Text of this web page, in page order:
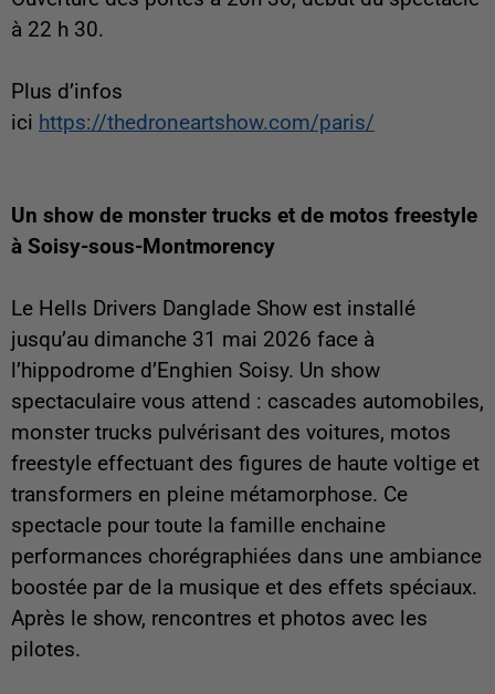
à 22 h 30.
Plus d’infos
ici https://thedroneartshow.com/paris/
Un show de monster trucks et de motos freestyle
à Soisy-sous-Montmorency
Le Hells Drivers Danglade Show est installé
jusqu’au dimanche 31 mai 2026 face à
l’hippodrome d’Enghien Soisy. Un show
spectaculaire vous attend : cascades automobiles,
monster trucks pulvérisant des voitures, motos
freestyle effectuant des figures de haute voltige et
transformers en pleine métamorphose. Ce
spectacle pour toute la famille enchaine
performances chorégraphiées dans une ambiance
boostée par de la musique et des effets spéciaux.
Après le show, rencontres et photos avec les
pilotes.